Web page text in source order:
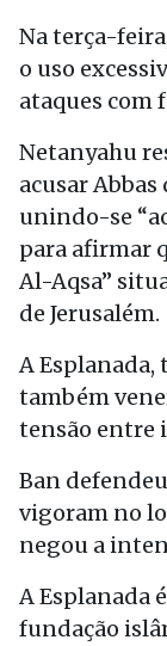
Na terça-
o uso
ataques com
Netanyahu
acusar
unindo-se
para afirmar
Al-Aqsa”
de Jerusalém.
A Esplanada,
também
tensão entre
Ban
vigoram no
negou a
A Esplanada
fundação